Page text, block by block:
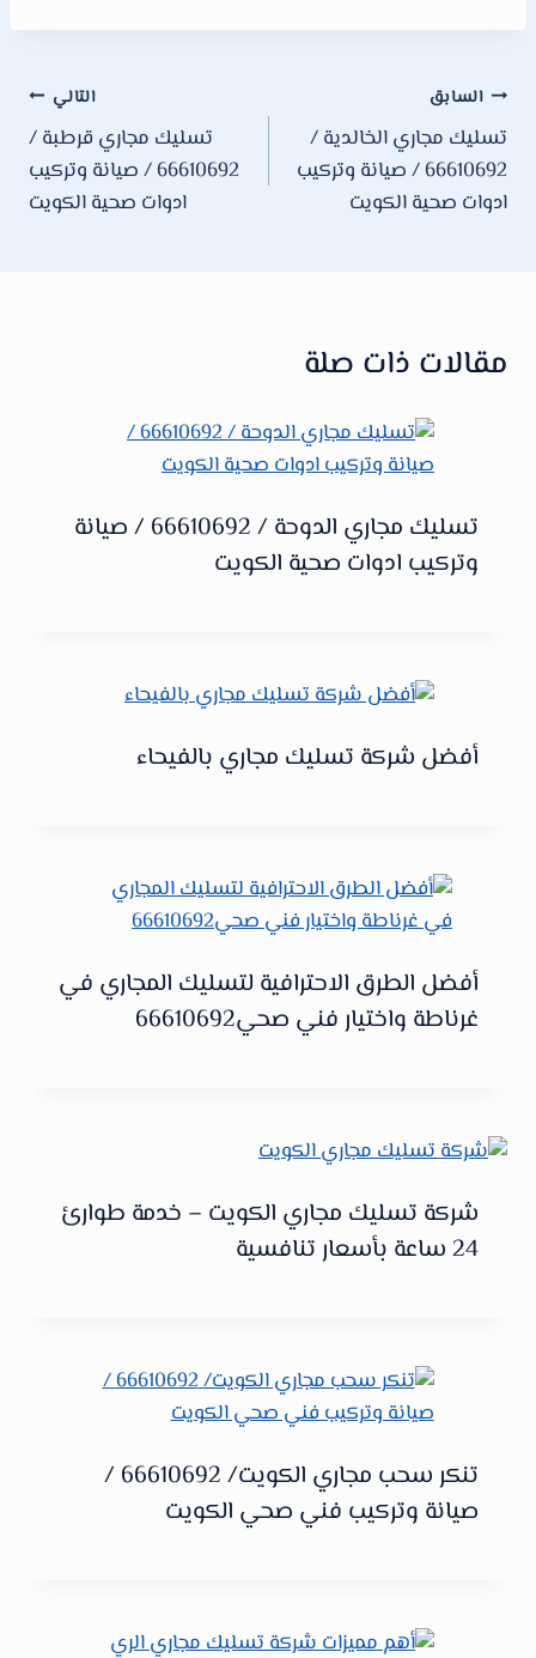
تصفّح
المقالات
السابق
تسليك مجاري الخالدية /
66610692 / صيانة وتركيب
ادوات صحية الكويت
التالي
تسليك مجاري قرطبة /
66610692 / صيانة وتركيب
ادوات صحية الكويت
مقالات ذات صلة
تسليك مجاري الدوحة / 66610692 / صيانة
وتركيب ادوات صحية الكويت
أفضل شركة تسليك مجاري بالفيحاء
أفضل الطرق الاحترافية لتسليك المجاري في
غرناطة واختيار فني صحي66610692
شركة تسليك مجاري الكويت – خدمة طوارئ
24 ساعة بأسعار تنافسية
تنكر سحب مجاري الكويت/ 66610692 /
صيانة وتركيب فني صحي الكويت